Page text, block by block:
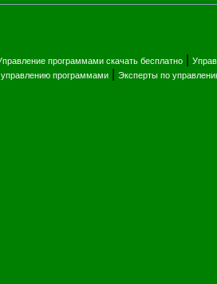
программами скачать бесплатно
программами| Эксперты по